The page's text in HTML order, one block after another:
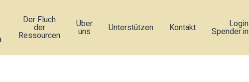
Der Fluch
der
Ressourcen
Über
uns
Unterstützen Kontakt
Login
Spender:in